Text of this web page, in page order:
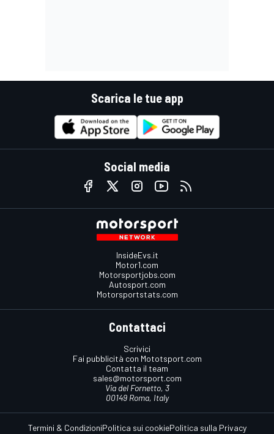
Scarica le tue app
Social media
InsideEvs.it
Motor1.com
Motorsportjobs.com
Autosport.com
Motorsportstats.com
Contattaci
Scrivici
Fai pubblicità con Mototsport.com
Contatta il team
sales@motorsport.com
Via del Fornetto, 3
00149 Roma, Italy
Termini & CondizioniPolitica sui cookiePolitica sulla Privacy